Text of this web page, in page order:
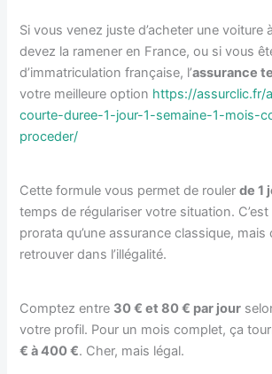
Si vous venez juste d’acheter une voiture
devez la ramener en France, ou si vous
d’immatriculation française, l’assurance
votre meilleure option https://assurclic.fr/
courte-duree-1-jour-1-semaine-1-mois-
proceder/
Cette formule vous permet de roulerde 1
temps de régulariser votre situation.
prorata qu’une assurance classique,
retrouver dans l’illégalité.
Comptez entre 30 € et 80 € par jour
votre profil. Pour un mois complet, ça
€ à 400 €. Cher, mais légal.